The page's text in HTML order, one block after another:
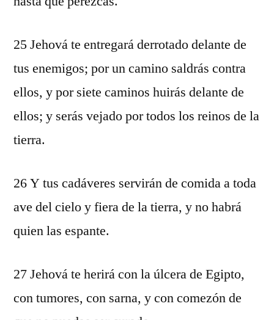
25 Jehová te entregará derrotado delante de
tus enemigos; por un camino saldrás contra
ellos, y por siete caminos huirás delante de
ellos; y serás vejado por todos los reinos de la
tierra.
26 Y tus cadáveres servirán de comida a toda
ave del cielo y fiera de la tierra, y no habrá
quien las espante.
27 Jehová te herirá con la úlcera de Egipto,
con tumores, con sarna, y con comezón de